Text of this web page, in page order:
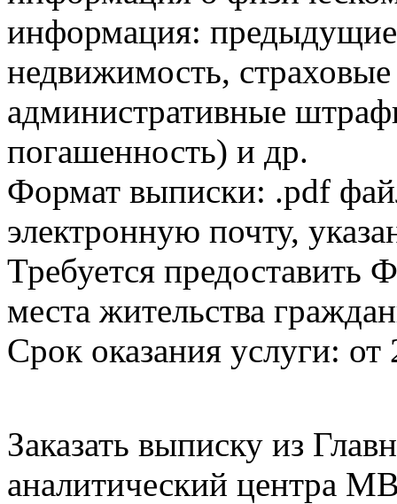
информация:
недвижимость,
административные
погашенность) и др.
Формат выписки: .pdf
электронную почту,
Требуется
места жительства
Срок оказания услуги: от
Заказать выписку из
аналитический центра